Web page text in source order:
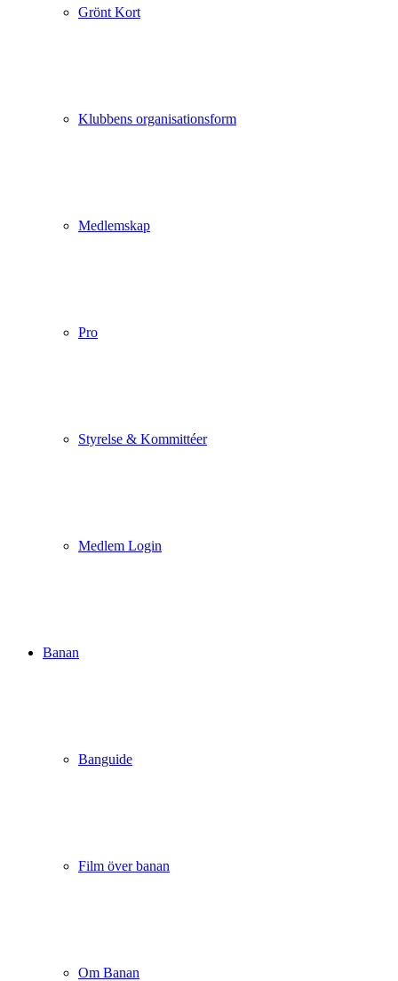
Grönt Kort
Klubbens organisationsform
Medlemskap
Pro
Styrelse & Kommittéer
Medlem Login
Banan
Banguide
Film över banan
Om Banan